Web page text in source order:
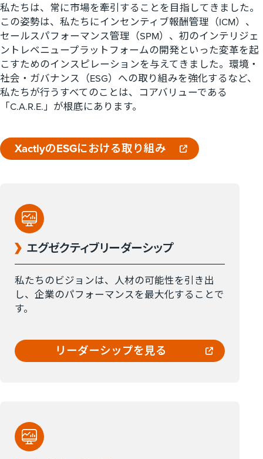
私たちは、常に市場を牽引することを目指してきました。
この姿勢は、私たちにインセンティブ報酬管理（ICM）、
セールスパフォーマンス管理（SPM）、初のインテリジェ
ントレベニュープラットフォームの開発といった変革を起
こすためのインスピレーションを与えてきました。環境・
社会・ガバナンス（ESG）への取り組みを強化するなど、
私たちが行うすべてのことは、コアバリューである
「C.A.R.E.」が根底にあります。
XactlyのESGにおける取り組み
エグゼクティブリーダーシップ
私たちのビジョンは、人材の可能性を引き出
し、企業のパフォーマンスを最大化することで
す。
リーダーシップを見る